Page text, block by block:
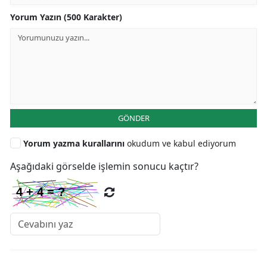
Yorum Yazın (500 Karakter)
GÖNDER
Yorum yazma kurallarını okudum ve kabul ediyorum
Aşağıdaki görselde işlemin sonucu kaçtır?